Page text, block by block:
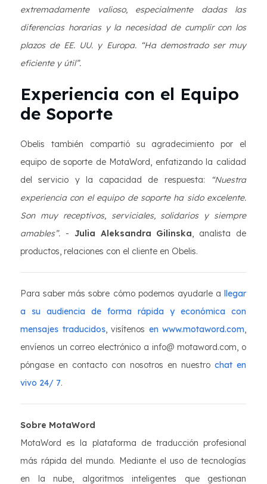
extremadamente valioso, especialmente dadas las
diferencias horarias y la necesidad de cumplir con los
plazos de EE. UU. y Europa. “Ha demostrado ser muy
eficiente y útil”.
Experiencia con el Equipo
de Soporte
Obelis también compartió su agradecimiento por el
equipo de soporte de MotaWord, enfatizando la calidad
del servicio y la capacidad de respuesta:
“Nuestra
experiencia con el equipo de soporte ha sido excelente.
Son muy receptivos, serviciales, solidarios y siempre
amables”. - Julia Aleksandra Gilinska, analista de
productos, relaciones con el cliente en Obelis.
Para saber más sobre cómo podemos ayudarle a llegar
a su audiencia de forma rápida y económica con
mensajes traducidos, visítenos en www.motaword.com,
envíenos un correo electrónico a info@ motaword.com, o
póngase en contacto con nosotros en nuestro chat en
vivo 24/ 7.
Sobre MotaWord
MotaWord es la plataforma de traducción profesional
más rápida del mundo. Mediante el uso de tecnologías
en la nube, algoritmos inteligentes que gestionan